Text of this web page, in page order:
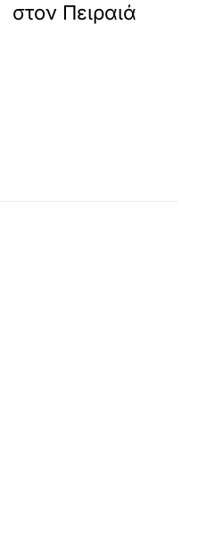
στον Πειραιά